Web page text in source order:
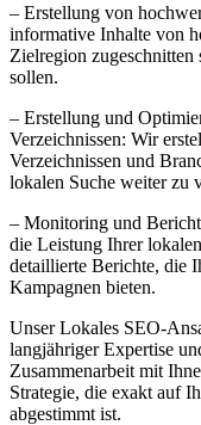
– Erstellung von
informative Inhalte von
Zielregion zugeschnitten
sollen.
– Erstellung und
Verzeichnissen: Wir
Verzeichnissen und
lokalen Suche weiter zu
– Monitoring und
die Leistung Ihrer
detaillierte Berichte, die
Kampagnen bieten.
Unser Lokales SEO-
langjähriger Expertise
Zusammenarbeit mit
Strategie, die exakt auf
abgestimmt ist.